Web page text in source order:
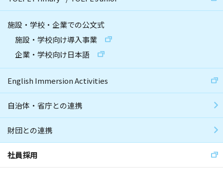
施設・学校・企業での公文式
施設・学校向け導入事業
企業・学校向け日本語
English Immersion Activities
自治体・省庁との連携
財団との連携
社員採用